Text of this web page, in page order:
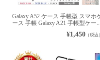
Galaxy A52 ケース 手帳型 スマホ
ース 手帳 Galaxy A21 手帳型ケー...
¥1,450（税込）